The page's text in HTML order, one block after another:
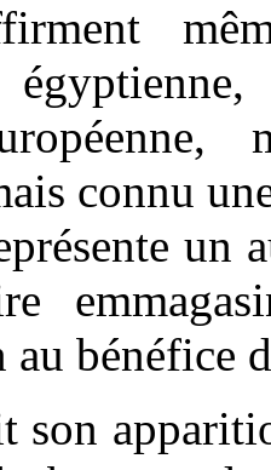
connu
bénéfice
son